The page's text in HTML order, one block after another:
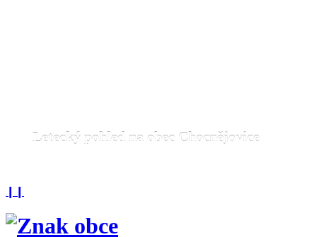
Letecký pohled na obec Chocnějovice